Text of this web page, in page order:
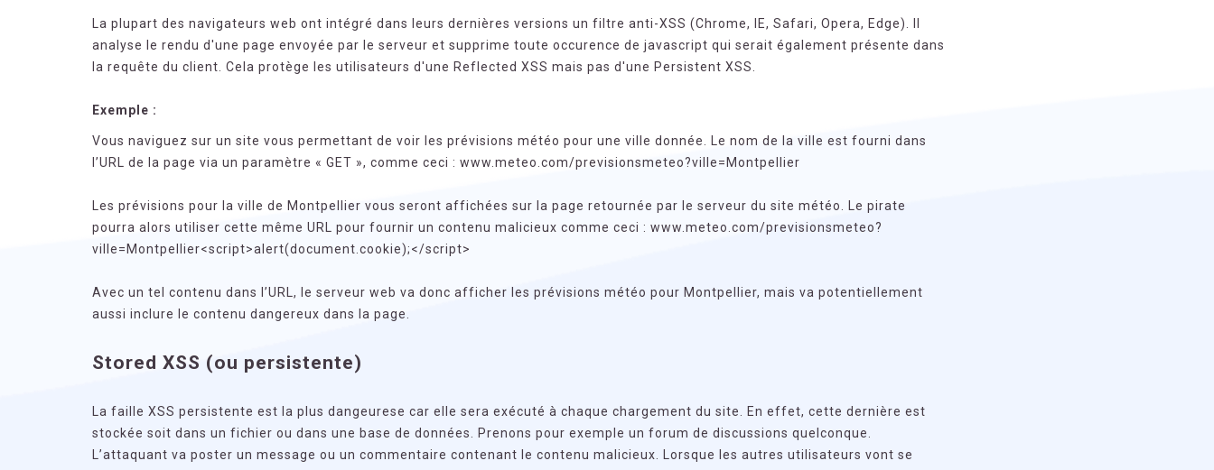
La plupart des navigateurs web ont intégré dans leurs dernières versions un filtre anti-XSS (Chrome, IE, Safari, Opera, Edge). Il
analyse le rendu d'une page envoyée par le serveur et supprime toute occurence de javascript qui serait également présente dans
la requête du client. Cela protège les utilisateurs d'une Reflected XSS mais pas d'une Persistent XSS.
Exemple :
Vous naviguez sur un site vous permettant de voir les prévisions météo pour une ville donnée. Le nom de la ville est fourni dans
l’URL de la page via un paramètre « GET », comme ceci : www.meteo.com/previsionsmeteo?ville=Montpellier
Les prévisions pour la ville de Montpellier vous seront affichées sur la page retournée par le serveur du site météo. Le pirate
pourra alors utiliser cette même URL pour fournir un contenu malicieux comme ceci : www.meteo.com/previsionsmeteo?
ville=Montpellier<script>alert(document.cookie);</script>
Avec un tel contenu dans l’URL, le serveur web va donc afficher les prévisions météo pour Montpellier, mais va potentiellement
aussi inclure le contenu dangereux dans la page.
Stored XSS (ou persistente)
La faille XSS persistente est la plus dangeurese car elle sera exécuté à chaque chargement du site. En effet, cette dernière est
stockée soit dans un fichier ou dans une base de données. Prenons pour exemple un forum de discussions quelconque.
L’attaquant va poster un message ou un commentaire contenant le contenu malicieux. Lorsque les autres utilisateurs vont se